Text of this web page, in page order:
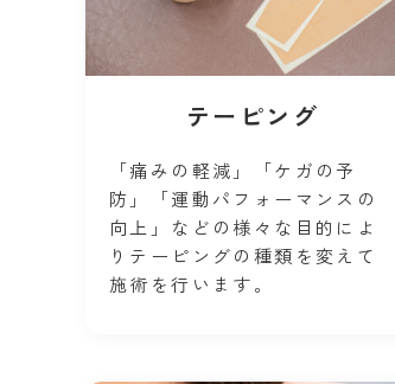
テーピング
「痛みの軽減」「ケガの予
防」「運動パフォーマンスの
向上」などの様々な目的によ
りテーピングの種類を変えて
施術を行います。